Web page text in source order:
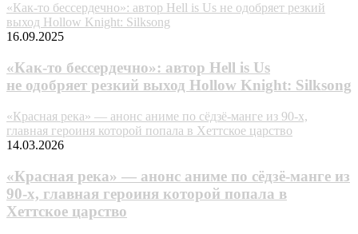
«Как-то бессердечно»: автор Hell is Us не одобряет резкий
выход Hollow Knight: Silksong
16.09.2025
«Как-то бессердечно»: автор Hell is Us
не одобряет резкий выход Hollow Knight: Silksong
«Красная река» — анонс аниме по сёдзё-манге из 90-х,
главная героиня которой попала в Хеттское царство
14.03.2026
«Красная река» — анонс аниме по сёдзё-манге из
90-х, главная героиня которой попала в
Хеттское царство